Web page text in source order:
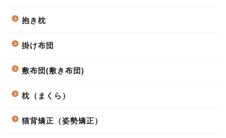
抱き枕
掛け布団
敷布団(敷き布団)
枕（まくら）
猫背矯正（姿勢矯正）